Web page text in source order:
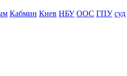
Кабмин Киев НБУ ООС ГПУ суд